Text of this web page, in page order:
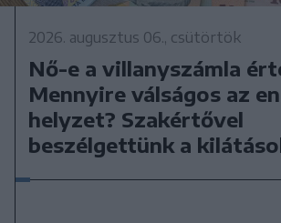
2026. augusztus 06., csütörtök
Nő-e a villanyszámla
Mennyire válságos az
helyzet? Szakértővel
beszélgettünk a